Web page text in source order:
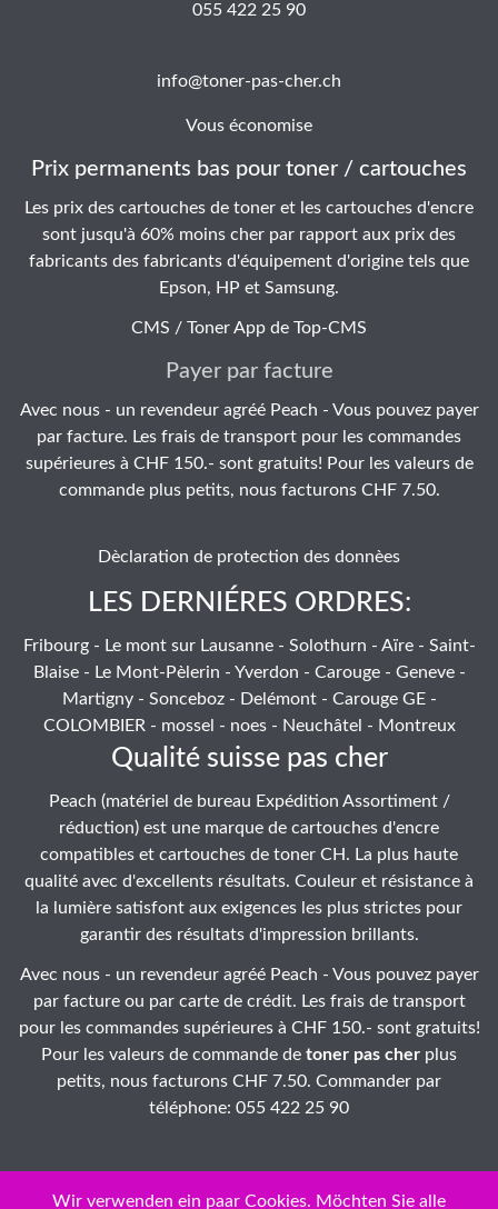
055 422 25 90
info@toner-pas-cher.ch
Vous économise
Prix permanents bas pour toner / cartouches
Les prix des cartouches de toner et les cartouches d'encre
sont jusqu'à 60% moins cher par rapport aux prix des
fabricants des fabricants d'équipement d'origine tels que
Epson, HP et Samsung.
CMS / Toner App de Top-CMS
Payer par facture
Avec nous - un revendeur agréé Peach - Vous pouvez payer
par facture. Les frais de transport pour les commandes
supérieures à CHF 150.- sont gratuits! Pour les valeurs de
commande plus petits, nous facturons CHF 7.50.
Dèclaration de protection des donnèes
LES DERNIÉRES ORDRES:
Fribourg - Le mont sur Lausanne - Solothurn - Aïre - Saint-
Blaise - Le Mont-Pèlerin - Yverdon - Carouge - Geneve -
Martigny - Sonceboz - Delémont - Carouge GE -
COLOMBIER - mossel - noes - Neuchâtel - Montreux
Qualité suisse pas cher
Peach (matériel de bureau Expédition Assortiment /
réduction) est une marque de cartouches d'encre
compatibles et cartouches de toner CH. La plus haute
qualité avec d'excellents résultats. Couleur et résistance à
la lumière satisfont aux exigences les plus strictes pour
garantir des résultats d'impression brillants.
Avec nous - un revendeur agréé Peach - Vous pouvez payer
par facture ou par carte de crédit. Les frais de transport
pour les commandes supérieures à CHF 150.- sont gratuits!
Pour les valeurs de commande de toner pas cher plus
petits, nous facturons CHF 7.50. Commander par
téléphone: 055 422 25 90
Wir verwenden ein paar Cookies. Möchten Sie alle